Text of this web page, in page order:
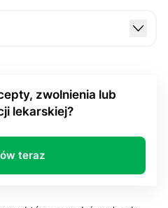
zakażenia?
zwolnienia lub
lekarskiej?
teraz